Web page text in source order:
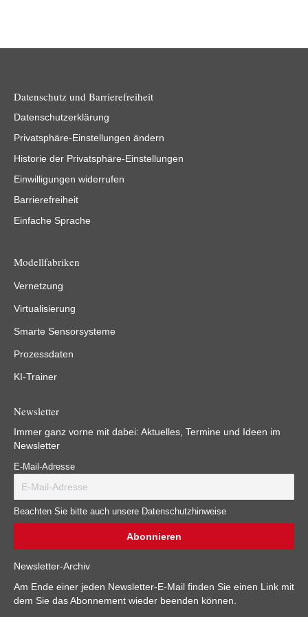
Datenschutz und Barrierefreiheit
Datenschutzerklärung
Privatsphäre-Einstellungen ändern
Historie der Privatsphäre-Einstellungen
Einwilligungen widerrufen
Barrierefreiheit
Einfache Sprache
Modellfabriken
Vernetzung
Virtualisierung
Smarte Sensorsysteme
Prozessdaten
KI-Trainer
Newsletter
Immer ganz vorne mit dabei: Aktuelles, Termine und Ideen im
Newsletter
E-Mail-Adresse
Beachten Sie bitte auch unsere Datenschutzhinweise
Newsletter-Archiv
Am Ende einer jeden Newsletter-E-Mail finden Sie einen Link mit
dem Sie das Abonnement wieder beenden können.